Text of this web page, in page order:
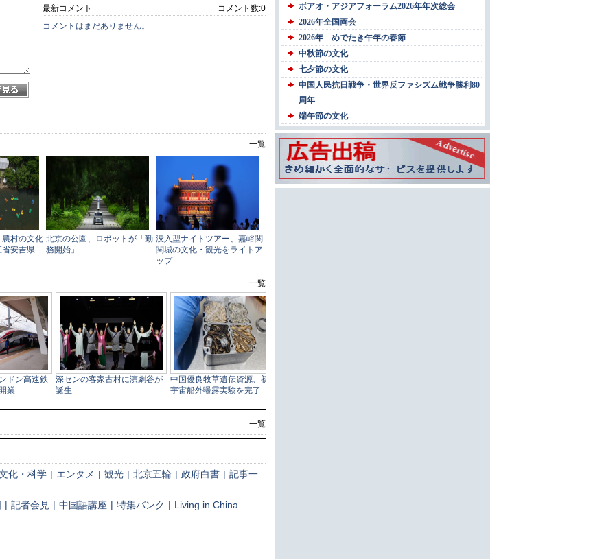
コメント数:0
最新コメント
コメントはまだありません。
一覧
化・科学 | エンタメ | 観光 | 北京五輪 | 政府白書 | 記事一
| 記者会見 | 中国語講座 | 特集バンク | Living in China